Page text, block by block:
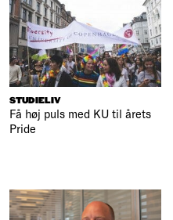
STUDIELIV
Få høj puls med KU til årets
Pride